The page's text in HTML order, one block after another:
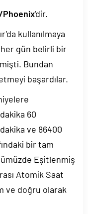
'dir.
kullanılmaya
her gün belirli bir
Bundan
başardılar.
60
ve 86400
bir tam
Eşitlenmiş
Atomik Saat
ve doğru olarak